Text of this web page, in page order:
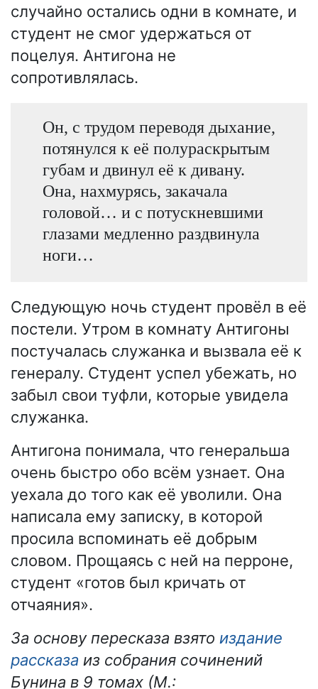
случайно остались одни в комнате, и
студент не смог удержаться от
поцелуя. Антигона не
сопротивлялась.
Он, с трудом переводя дыхание,
потянулся к её полураскрытым
губам и двинул её к дивану.
Она, нахмурясь, закачала
головой… и с потускневшими
глазами медленно раздвинула
ноги…
Следующую ночь студент провёл в её
постели. Утром в комнату Антигоны
постучалась служанка и вызвала её к
генералу. Студент успел убежать, но
забыл свои туфли, которые увидела
служанка.
Антигона понимала, что генеральша
очень быстро обо всём узнает. Она
уехала до того как её уволили. Она
написала ему записку, в которой
просила вспоминать её добрым
словом. Прощаясь с ней на перроне,
студент «готов был кричать от
отчаяния».
За основу пересказа взято издание
рассказа из собрания сочинений
Бунина в 9 томах (М.: